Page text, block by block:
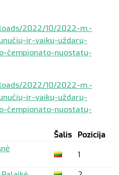
2022/10/2022-m.-
ir-vaikų-uždarų-
čempionato-nuostatų-
2022/10/2022-m.-
ir-vaikų-uždarų-
čempionato-nuostatų-
Šalis
Pozicija
1